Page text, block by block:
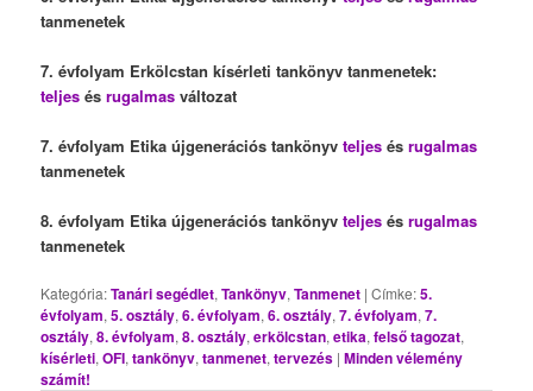
tanmenetek
7. évfolyam Erkölcstan kísérleti tankönyv tanmenetek:
teljes ésrugalmas változat
7. évfolyam Etika újgenerációs tankönyvteljes ésrugalmas
tanmenetek
8. évfolyam Etika újgenerációs tankönyvteljes ésrugalmas
tanmenetek
Kategória:Tanári segédlet,Tankönyv,Tanmenet |Címke:5.
évfolyam,5. osztály,6. évfolyam,6. osztály,7. évfolyam,7.
osztály,8. évfolyam,8. osztály,erkölcstan,etika,felső tagozat,
kísérleti,OFI,tankönyv,tanmenet,tervezés |Minden vélemény
számít!